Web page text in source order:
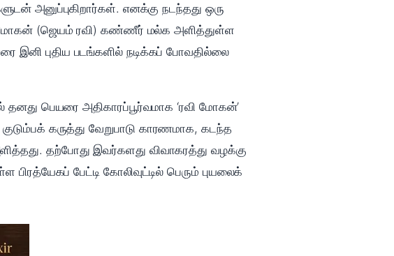
அனுப்புகிறார்கள். எனக்கு நடந்தது ஒரு
மோகன் (ஜெயம் ரவி) கண்ணீர் மல்க அளித்துள்ள
இனி புதிய படங்களில் நடிக்கப் போவதில்லை
பெயரை அதிகாரப்பூர்வமாக ‘ரவி மோகன்’
கருத்து வேறுபாடு காரணமாக, கடந்த
தற்போது இவர்களது விவாகரத்து வழக்கு
பேட்டி கோலிவுட்டில் பெரும் புயலைக்